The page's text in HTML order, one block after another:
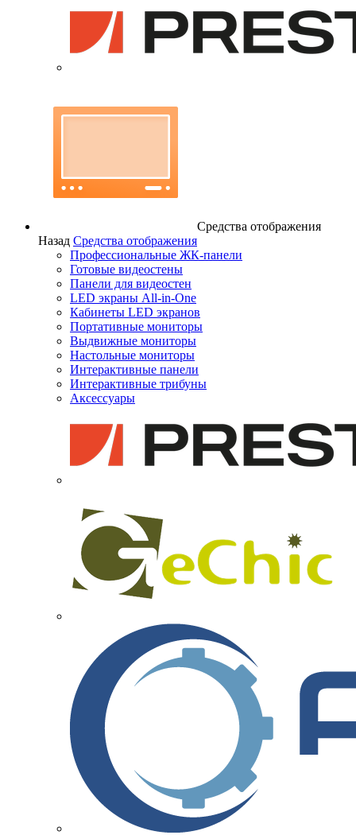
Средства отображения
Назад Средства отображения
Профессиональные ЖК-панели
Готовые видеостены
Панели для видеостен
LED экраны All-in-One
Кабинеты LED экранов
Портативные мониторы
Выдвижные мониторы
Настольные мониторы
Интерактивные панели
Интерактивные трибуны
Аксессуары